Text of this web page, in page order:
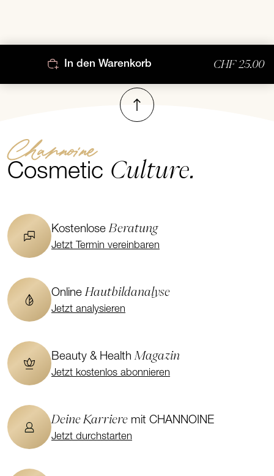
In den Warenkorb CHF 25.00
Nach oben
Channoine
Cosmetic Culture.
KostenloseBeratung
Jetzt Termin vereinbaren
OnlineHautbildanalyse
Jetzt analysieren
Beauty & HealthMagazin
Jetzt kostenlos abonnieren
Deine Karriere mit CHANNOINE
Jetzt durchstarten